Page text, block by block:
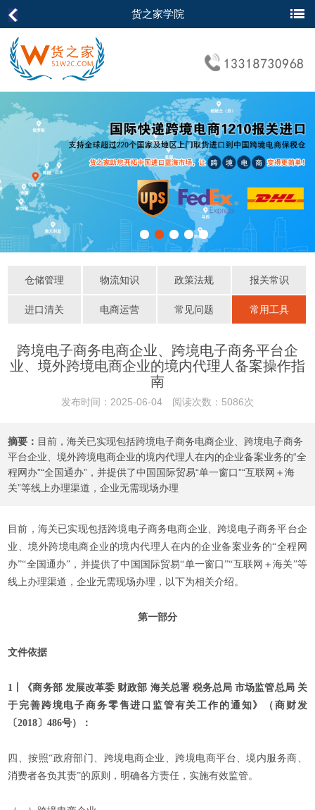
货之家学院
仓储管理 物流知识 政策法规 报关常识
进口清关 电商运营 常见问题 常用工具
跨境电子商务电商企业、跨境电子商务平台企
业、境外跨境电商企业的境内代理人备案操作指
南
发布时间：2025-06-04 阅读次数：5086次
摘要： 目前，海关已实现包括跨境电子商务电商企业、跨境电子商务
平台企业、境外跨境电商企业的境内代理人在内的企业备案业务的“全
程网办”“全国通办”，并提供了中国国际贸易“单一窗口”“互联网＋海
关”等线上办理渠道，企业无需现场办理
目前，海关已实现包括跨境电子商务电商企业、跨境电子商务平台企
业、境外跨境电商企业的境内代理人在内的企业备案业务的“全程网
办”“全国通办”，并提供了中国国际贸易“单一窗口”“互联网＋海关”等
线上办理渠道，企业无需现场办理，以下为相关介绍。
第一部分
文件依据
1丨《商务部 发展改革委 财政部 海关总署 税务总局 市场监管总局 关
于完善跨境电子商务零售进口监管有关工作的通知》（商财发
〔2018〕486号）：
四、按照“政府部门、跨境电商企业、跨境电商平台、境内服务商、
消费者各负其责”的原则，明确各方责任，实施有效监管。